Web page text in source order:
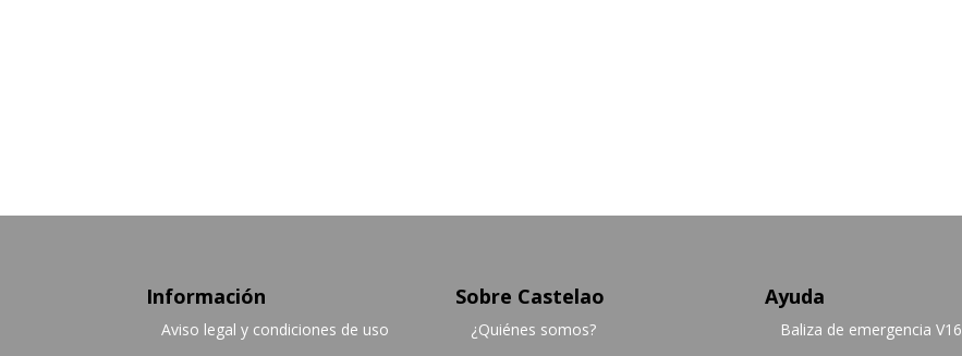
Información
Aviso legal y condiciones de uso
Sobre Castelao
¿Quiénes somos?
Ayuda
Baliza de emergencia V16